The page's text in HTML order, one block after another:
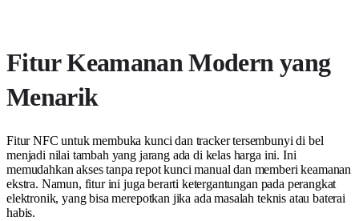
Fitur Keamanan Modern yang
Menarik
Fitur NFC untuk membuka kunci dan tracker tersembunyi di bel
menjadi nilai tambah yang jarang ada di kelas harga ini. Ini
memudahkan akses tanpa repot kunci manual dan memberi keamanan
ekstra. Namun, fitur ini juga berarti ketergantungan pada perangkat
elektronik, yang bisa merepotkan jika ada masalah teknis atau baterai
habis.